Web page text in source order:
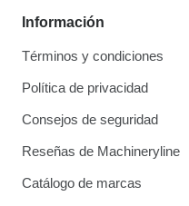
Información
Términos y condiciones
Política de privacidad
Consejos de seguridad
Reseñas de Machineryline
Catálogo de marcas